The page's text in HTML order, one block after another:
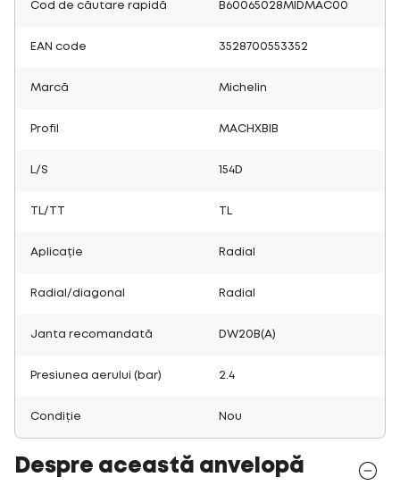
Cod de căutare rapidă B60065028MIDMAC00
EAN code 3528700553352
Marcă Michelin
Profil MACHXBIB
L/S 154D
TL/TT
Aplicație Radial
Radial/diagonal Radial
Janta recomandată DW20B(A)
Presiunea aerului (bar) 2.4
Condiție Nou
Despre această anvelopă